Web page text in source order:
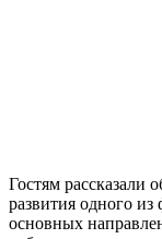
Гостям рассказали
развития одного
основных